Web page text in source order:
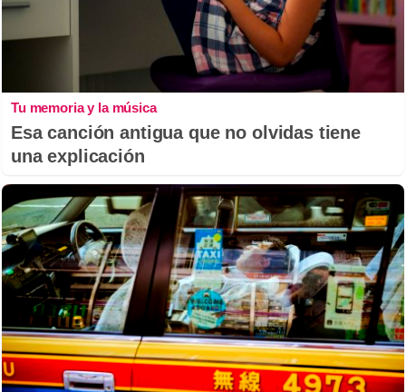
Tu memoria y la música
Esa canción antigua que no olvidas tiene
una explicación